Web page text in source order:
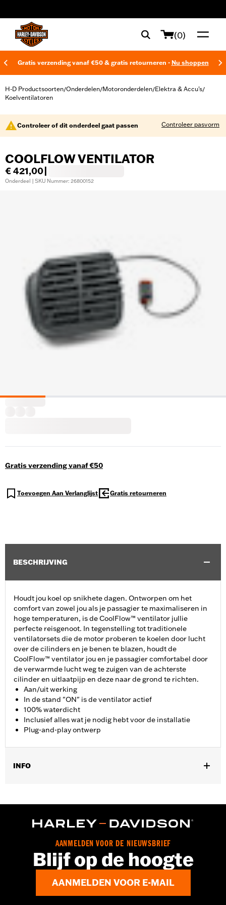
(0)
Gratis verzending vanaf €50 & gratis retourneren - Nu shoppen
H-D Productsoorten/Onderdelen/Motoronderdelen/Elektra & Accu’s/
Koelventilatoren
Controleer of dit onderdeel gaat passen Controleer pasvorm
COOLFLOW VENTILATOR
€ 421,00
Onderdeel | SKU Nummer: 26800152
Gratis verzending vanaf €50
Toevoegen Aan Verlanglijst Gratis retourneren
BESCHRIJVING
Houdt jou koel op snikhete dagen. Ontworpen om het
comfort van zowel jou als je passagier te maximaliseren in
hoge temperaturen, is de CoolFlow™ ventilator jullie
perfecte reisgenoot. In tegenstelling tot traditionele
ventilatorsets die de motor proberen te koelen door lucht
over de cilinders en je benen te blazen, houdt de
CoolFlow™ ventilator jou en je passagier comfortabel door
de verwarmde lucht weg te zuigen van de achterste
cilinder en uitlaatpijp en deze naar de grond te richten.
Aan/uit werking
In de stand "ON" is de ventilator actief
100% waterdicht
Inclusief alles wat je nodig hebt voor de installatie
Plug-and-play ontwerp
INFO
prestaties indien nog niet aanwezig. '15-'16 FLRT modellen
vereisen de afzonderlijke aanschaf van schakelset P/N 71522-
Installatie-instructies
Installatie door dealer aanbevolen:
Apart verkocht: Mid-frame winddeflectorset
AANMELDEN VOOR DE NIEUWSBRIEF
Blijf op de hoogte
AANMELDEN VOOR E-MAIL